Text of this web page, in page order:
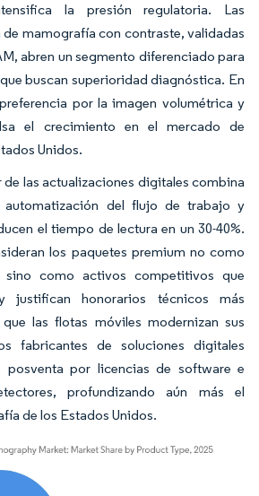
la presión regulatoria. Las
mamografía con contraste, validadas
abren un segmento diferenciado para
buscan superioridad diagnóstica. En
por la imagen volumétrica y
el crecimiento en el mercado de
Unidos.
de las actualizaciones digitales combina
automatización del flujo de trabajo y
el tiempo de lectura en un 30-40%.
los paquetes premium no como
sino como activos competitivos que
justifican honorarios técnicos más
las flotas móviles modernizan sus
fabricantes de soluciones digitales
posventa por licencias de software e
profundizando aún más el
de los Estados Unidos.